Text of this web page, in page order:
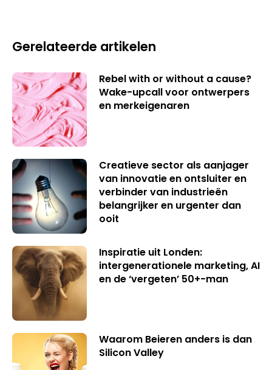
Gerelateerde artikelen
Rebel with or without a cause?
Wake-upcall voor ontwerpers
en merkeigenaren
Creatieve sector als aanjager
van innovatie en ontsluiter en
verbinder van industrieën
belangrijker en urgenter dan
ooit
Inspiratie uit Londen:
intergenerationele marketing, AI
en de ‘vergeten’ 50+-man
Waarom Beieren anders is dan
Silicon Valley